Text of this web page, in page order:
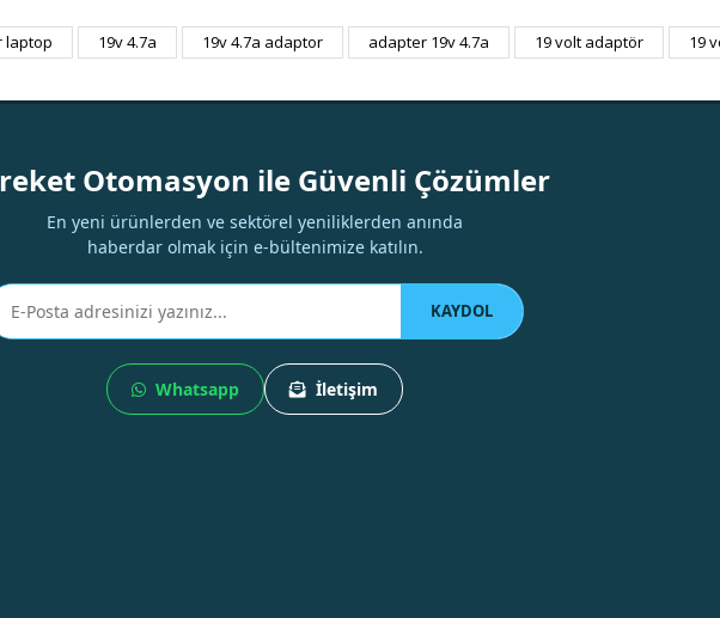
Bu ürüne ilk yorumu siz yapın!
laptop 19v 4.7a 19v 4.7a adaptor adapter 19v 4.7a 19 volt adaptör
19
Otomasyon ile Güvenli Çözümler
En yeni ürünlerden ve sektörel yeniliklerden anında
haberdar olmak için e-bültenimize katılın.
KAYDOL
Whatsapp İletişim